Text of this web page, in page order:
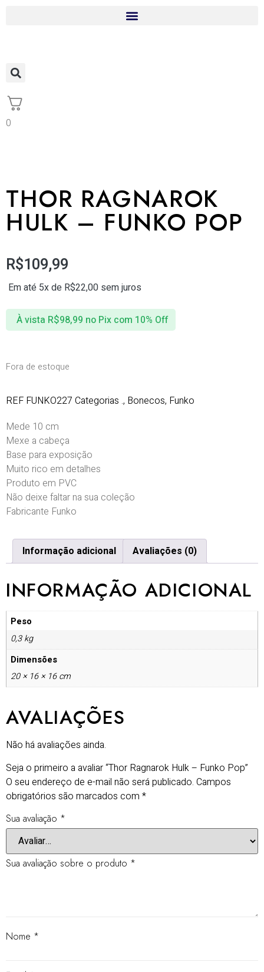
0
THOR RAGNAROK
HULK – FUNKO POP
R$109,99
Em até 5x de R$22,00 sem juros
À vista R$98,99 no Pix com 10% Off
Fora de estoque
REF FUNKO227 Categorias ., Bonecos, Funko
Mede 10 cm
Mexe a cabeça
Base para exposição
Muito rico em detalhes
Produto em PVC
Não deixe faltar na sua coleção
Fabricante Funko
Informação adicional Avaliações (0)
INFORMAÇÃO ADICIONAL
Peso
0,3 kg
Dimensões
20 × 16 × 16 cm
AVALIAÇÕES
Não há avaliações ainda.
Seja o primeiro a avaliar “Thor Ragnarok Hulk – Funko Pop”
O seu endereço de e-mail não será publicado. Campos
obrigatórios são marcados com *
Sua avaliação *
Sua avaliação sobre o produto *
Nome *